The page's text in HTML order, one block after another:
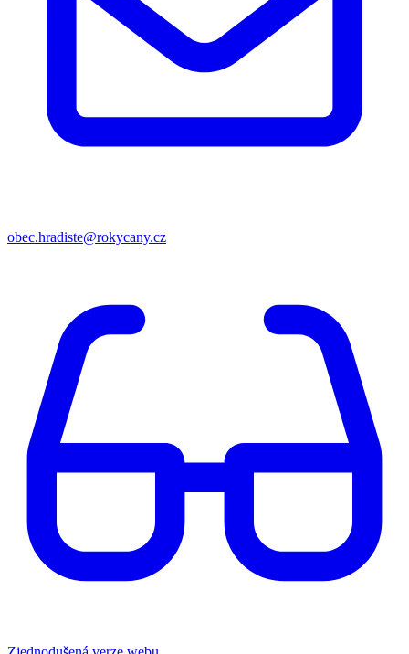
obec.hradiste@rokycany.cz